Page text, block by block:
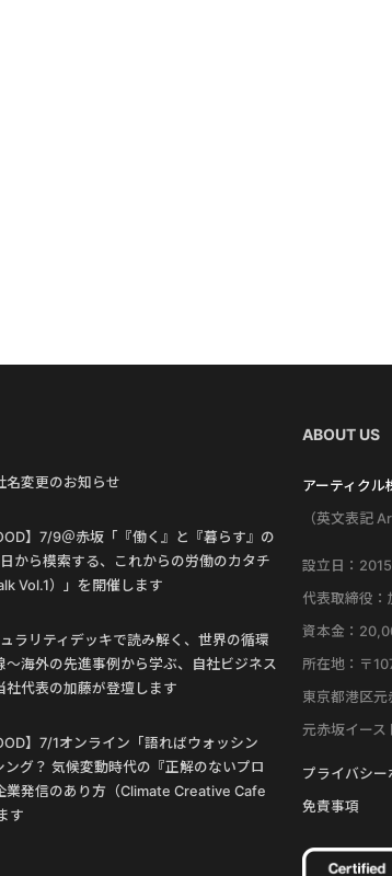
名変更のお知らせ
】7/9＠赤坂「『働く』と『暮らす』の
から模索する、これからの労働のカタチ
Vol.1）」を開催します
ラリティデッキで読み解く、世界の循環
〜海外の先進事例から学ぶ、自社ビジネス
社代表の加藤が登壇します
】7/1オンライン「語ればウォッシン
ング？ 気候変動時代の『正解のないプロ
業発信のあり方（Climate Creative Cafe
す
ABOUT US
アーティクル
（英文表記
設立日：
代表取締役：
資本金：
所在地：〒
東京都港区
元赤坂イー
プライバシー
免責事項